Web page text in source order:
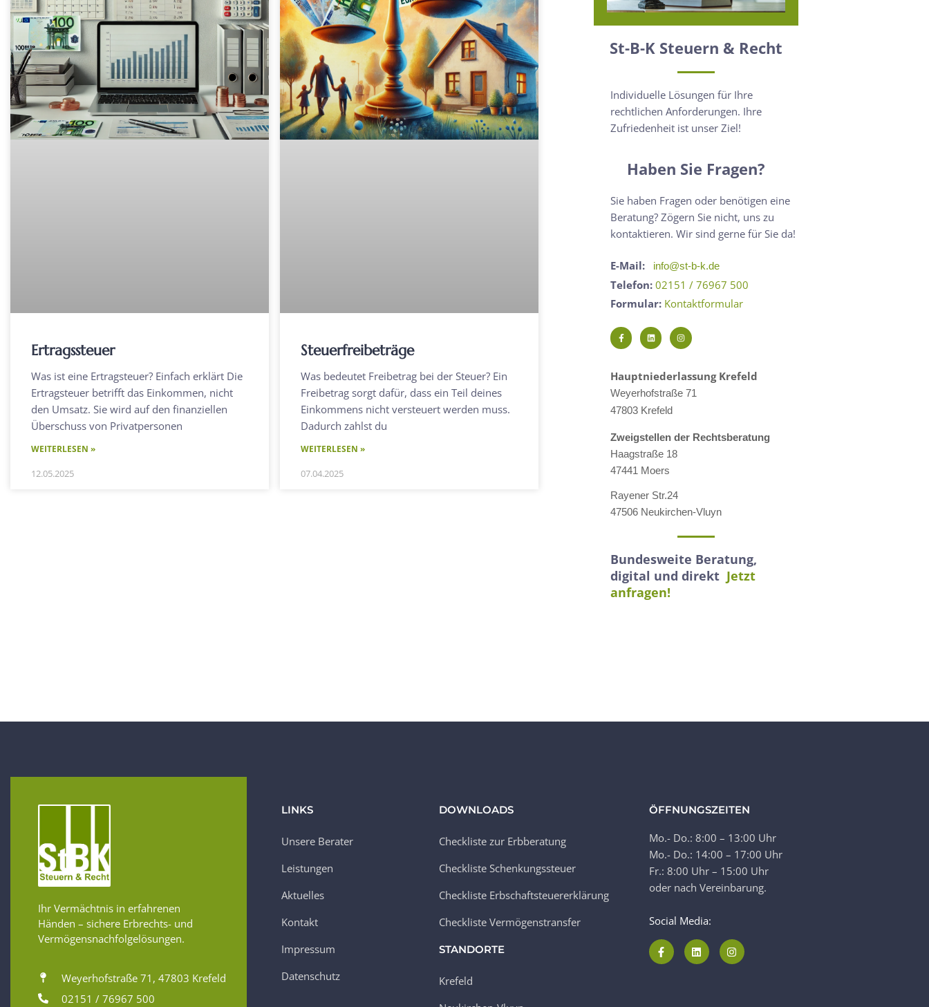
Ertragssteuer
Was ist eine Ertragsteuer? Einfach erklärt Die
Ertragsteuer betrifft das Einkommen, nicht
den Umsatz. Sie wird auf den finanziellen
Überschuss von Privatpersonen
WEITERLESEN »
12.05.2025
Steuerfreibeträge
Was bedeutet Freibetrag bei der Steuer? Ein
Freibetrag sorgt dafür, dass ein Teil deines
Einkommens nicht versteuert werden muss.
Dadurch zahlst du
WEITERLESEN »
07.04.2025
St-B-K Steuern & Recht
Individuelle Lösungen für Ihre
rechtlichen Anforderungen. Ihre
Zufriedenheit ist unser Ziel!
Haben Sie Fragen?
Sie haben Fragen oder benötigen eine
Beratung? Zögern Sie nicht, uns zu
kontaktieren. Wir sind gerne für Sie da!
E-Mail: info@st-b-k.de
Telefon: 02151 / 76967 500
Formular: Kontaktformular
Hauptniederlassung Krefeld
Weyerhofstraße 71
47803 Krefeld
Zweigstellen der Rechtsberatung
Haagstraße 18
47441 Moers
Rayener Str.24
47506 Neukirchen-Vluyn
Bundesweite Beratung,
digital und direkt Jetzt
anfragen!
Ihr Vermächtnis in erfahrenen
Händen – sichere Erbrechts- und
Vermögensnachfolgelösungen.
Weyerhofstraße 71, 47803 Krefeld
02151 / 76967 500
LINKS
Unsere Berater
Leistungen
Aktuelles
Kontakt
Impressum
Datenschutz
DOWNLOADS
Checkliste zur Erbberatung
Checkliste Schenkungssteuer
Checkliste Erbschaftsteuererklärung
Checkliste Vermögenstransfer
STANDORTE
Krefeld
ÖFFNUNGSZEITEN
Mo.- Do.: 8:00 – 13:00 Uhr
Mo.- Do.: 14:00 – 17:00 Uhr
Fr.: 8:00 Uhr – 15:00 Uhr
oder nach Vereinbarung.
Social Media: